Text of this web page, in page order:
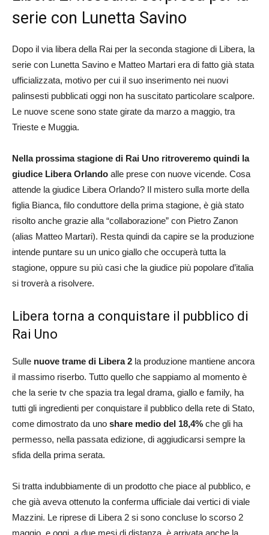
serie con Lunetta Savino
Dopo il via libera della Rai per la seconda stagione di Libera, la
serie con Lunetta Savino e Matteo Martari era di fatto già stata
ufficializzata, motivo per cui il suo inserimento nei nuovi
palinsesti pubblicati oggi non ha suscitato particolare scalpore.
Le nuove scene sono state girate da marzo a maggio, tra
Trieste e Muggia.
Nella prossima stagione di Rai Uno ritroveremo quindi la
giudice Libera Orlando alle prese con nuove vicende. Cosa
attende la giudice Libera Orlando? Il mistero sulla morte della
figlia Bianca, filo conduttore della prima stagione, è già stato
risolto anche grazie alla “collaborazione” con Pietro Zanon
(alias Matteo Martari). Resta quindi da capire se la produzione
intende puntare su un unico giallo che occuperà tutta la
stagione, oppure su più casi che la giudice più popolare d’italia
si troverà a risolvere.
Libera torna a conquistare il pubblico di
Rai Uno
Sulle nuove trame di Libera 2 la produzione mantiene ancora
il massimo riserbo. Tutto quello che sappiamo al momento è
che la serie tv che spazia tra legal drama, giallo e family, ha
tutti gli ingredienti per conquistare il pubblico della rete di Stato,
come dimostrato da uno share medio del 18,4% che gli ha
permesso, nella passata edizione, di aggiudicarsi sempre la
sfida della prima serata.
Si tratta indubbiamente di un prodotto che piace al pubblico, e
che già aveva ottenuto la conferma ufficiale dai vertici di viale
Mazzini. Le riprese di Libera 2 si sono concluse lo scorso 2